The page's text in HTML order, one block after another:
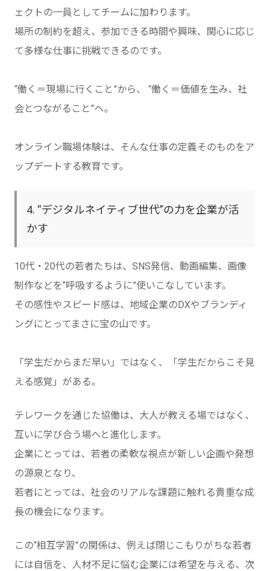
ェクトの一員としてチームに加わります。
場所の制約を超え、参加できる時間や興味、関心に応じ
て多様な仕事に挑戦できるのです。
“働く＝現場に行くこと”から、 “働く＝価値を生み、社
会とつながること”へ。
オンライン職場体験は、そんな仕事の定義そのものをア
ップデートする教育です。
4. “デジタルネイティブ世代”の力を企業が活
かす
10代・20代の若者たちは、SNS発信、動画編集、画像
制作などを“呼吸するように”使いこなしています。
その感性やスピード感は、地域企業のDXやブランディ
ングにとってまさに宝の山です。
「学生だからまだ早い」ではなく、「学生だからこそ見
える感覚」がある。
テレワークを通じた協働は、大人が教える場ではなく、
互いに学び合う場へと進化します。
企業にとっては、若者の柔軟な視点が新しい企画や発想
の源泉となり、
若者にとっては、社会のリアルな課題に触れる貴重な成
長の機会になります。
この“相互学習”の関係は、例えば閉じこもりがちな若者
には自信を、人材不足に悩む企業には希望を与える、次